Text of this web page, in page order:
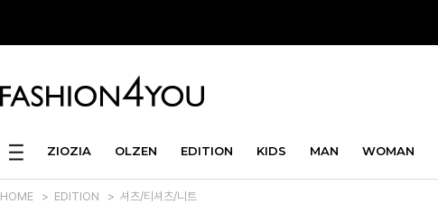
ZIOZIA OLZEN EDITION KIDS MAN WOMAN
HOME > EDITION > 셔츠/티셔츠/니트